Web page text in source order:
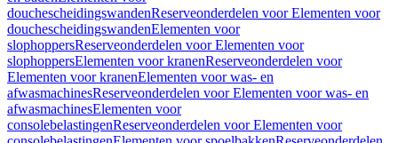
douchescheidingswandenReserveonderdelen voor Elementen voor
douchescheidingswandenElementen voor
slophoppersReserveonderdelen voor Elementen voor
slophoppersElementen voor kranenReserveonderdelen voor
Elementen voor kranenElementen voor was- en
afwasmachinesReserveonderdelen voor Elementen voor was- en
afwasmachinesElementen voor
consolebelastingenReserveonderdelen voor Elementen voor